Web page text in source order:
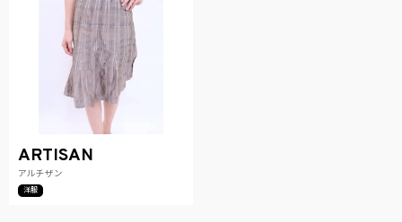
ARTISAN
アルチザン
洋服